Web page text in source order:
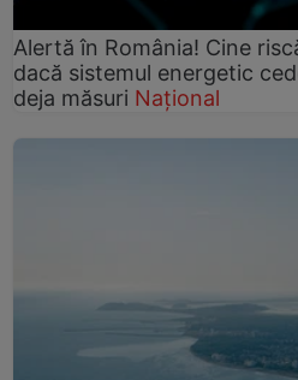
Alertă în România! Cine
dacă sistemul energetic
deja măsuri Național